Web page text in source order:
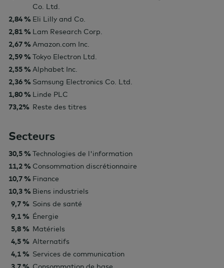
Co. Ltd.
2,84 % Eli Lilly and Co.
2,81 % Lam Research Corp.
2,67 %Amazon.com Inc.
2,59 %Tokyo Electron Ltd.
2,55 %Alphabet Inc.
2,36 % Samsung Electronics Co. Ltd.
1,80 % Linde PLC
73,2% Reste des titres
Secteurs
30,5 %Technologies de l'information
11,2 % Consommation discrétionnaire
10,7 % Finance
10,3 % Biens industriels
9,7 % Soins de santé
9,1 % Énergie
5,8 % Matériels
4,5 % Alternatifs
4,1 % Services de communication